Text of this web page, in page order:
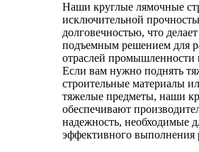
Наши круглые лямочные
исключительной
долговечностью, что
подъемным решением для
отраслей
Если вам нужно поднять
строительные материалы
тяжелые предметы, наши
обеспечивают
надежность, необходимые
эффективного выполнения